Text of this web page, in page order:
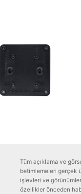
Tüm açıklama ve
betimlemeleri gerçek
işlevleri ve
özellikler önceden